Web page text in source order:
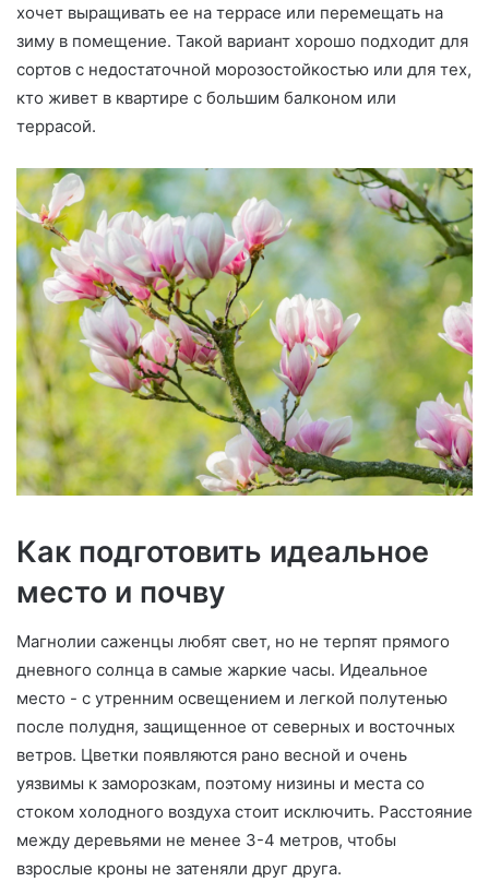
хочет выращивать ее на террасе или перемещать на
зиму в помещение. Такой вариант хорошо подходит для
сортов с недостаточной морозостойкостью или для тех,
кто живет в квартире с большим балконом или
террасой.
Как подготовить идеальное
место и почву
Магнолии саженцы любят свет, но не терпят прямого
дневного солнца в самые жаркие часы. Идеальное
место - с утренним освещением и легкой полутенью
после полудня, защищенное от северных и восточных
ветров. Цветки появляются рано весной и очень
уязвимы к заморозкам, поэтому низины и места со
стоком холодного воздуха стоит исключить. Расстояние
между деревьями не менее 3-4 метров, чтобы
взрослые кроны не затеняли друг друга.